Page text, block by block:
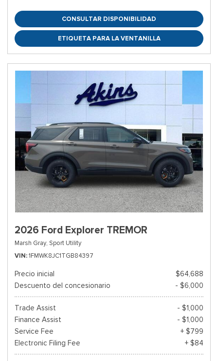
CONSULTAR DISPONIBILIDAD
ETIQUETA PARA LA VENTANILLA
2026 Ford Explorer TREMOR
Marsh Gray, Sport Utility
VIN 1FMWK8JC1TGB84397
Precio inicial
$64,688
Descuento del concesionario
- $6,000
Trade Assist
- $1,000
Finance Assist
- $1,000
Service Fee
+ $799
Electronic Filing Fee
+ $84